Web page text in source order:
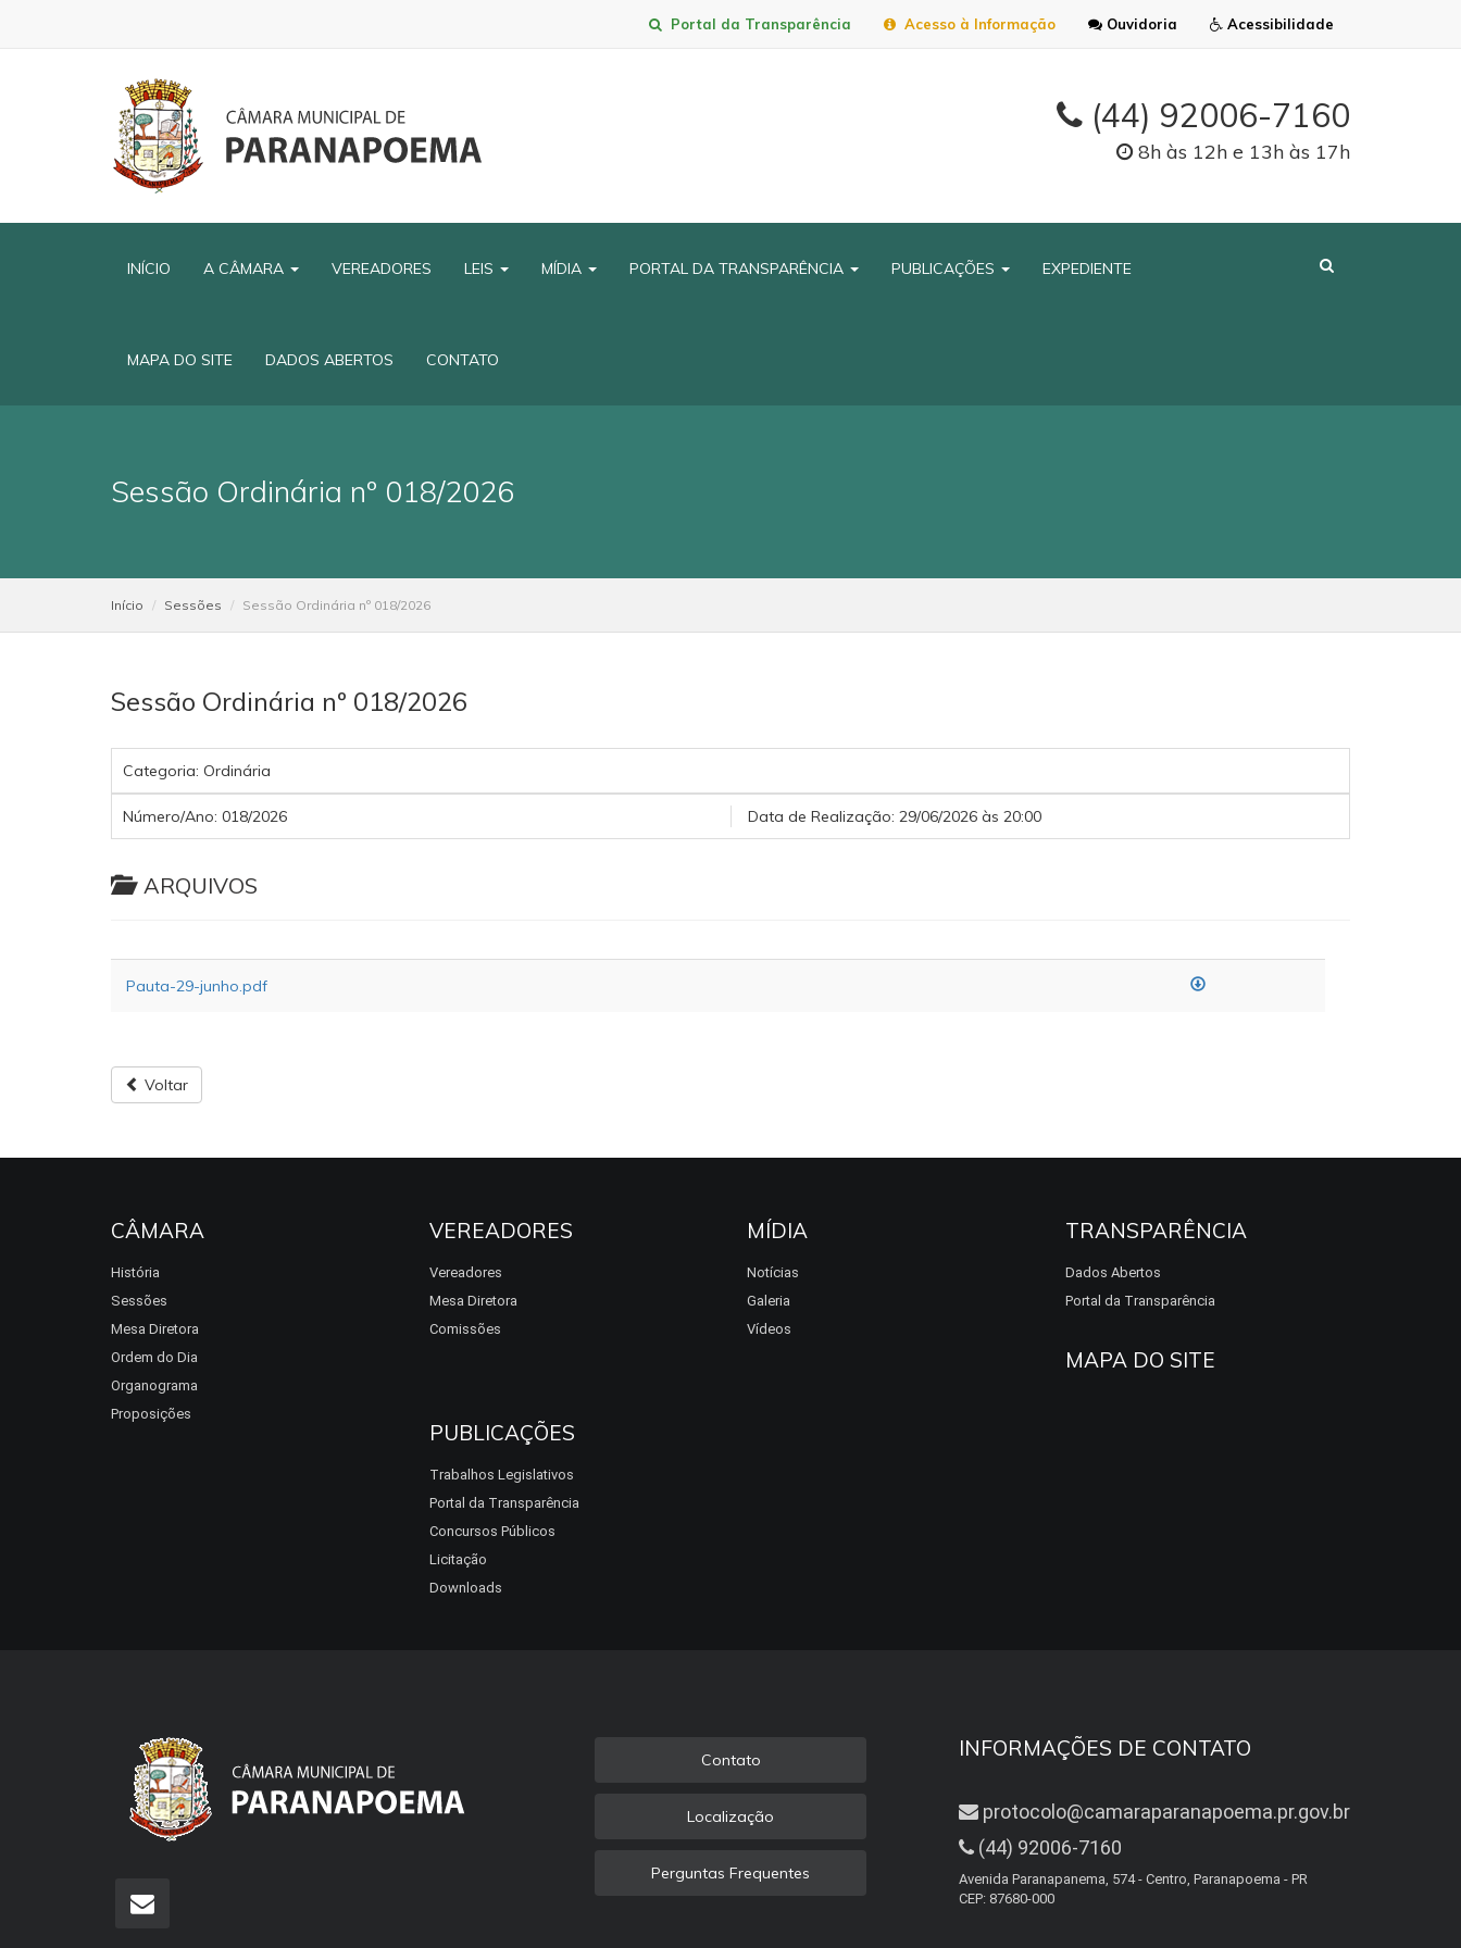
Acessibilidade
Ouvidoria
Acesso à Informação
Portal da Transparência
(44) 92006-7160
8h às 12h e 13h às 17h
INÍCIO A CÂMARA VEREADORES LEIS MÍDIA PORTAL DA TRANSPARÊNCIA PUBLICAÇÕES EXPEDIENTE
MAPA DO SITE DADOS ABERTOS CONTATO
Sessão Ordinária nº 018/2026
Início Sessões Sessão Ordinária nº 018/2026
Sessão Ordinária nº 018/2026
Categoria: Ordinária
Número/Ano: 018/2026 Data de Realização: 29/06/2026 às 20:00
ARQUIVOS
Pauta-29-junho.pdf
Voltar
CÂMARA
História
Sessões
Mesa Diretora
Ordem do Dia
Organograma
Proposições
VEREADORES
Vereadores
Mesa Diretora
Comissões
MÍDIA
Notícias
Galeria
Vídeos
TRANSPARÊNCIA
Dados Abertos
Portal da Transparência
MAPA DO SITE
PUBLICAÇÕES
Trabalhos Legislativos
Portal da Transparência
Concursos Públicos
Licitação
Downloads
Contato
Localização
Perguntas Frequentes
INFORMAÇÕES DE CONTATO
protocolo@camaraparanapoema.pr.gov.br
(44) 92006-7160
Avenida Paranapanema, 574 - Centro, Paranapoema - PR
CEP: 87680-000